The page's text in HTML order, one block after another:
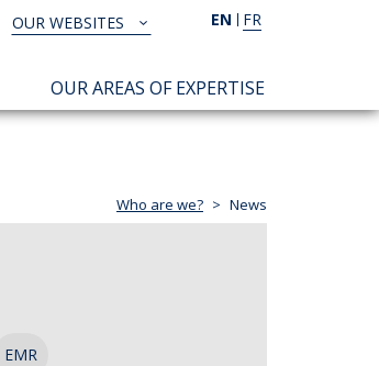
EN FR
TOUS
NOS
SITES
OUR WEBSITES
OUR AREAS OF EXPERTISE
Who are we? News
EMR